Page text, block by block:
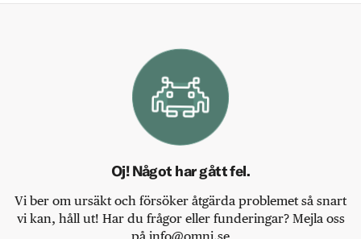
Oj! Något har gått fel.
Vi ber om ursäkt och försöker åtgärda problemet så snart
vi kan, håll ut! Har du frågor eller funderingar? Mejla oss